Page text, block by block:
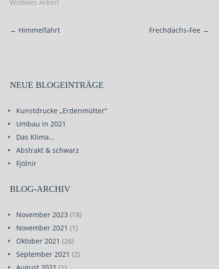
Wiebkes Arbeit
Post
navigation
← Himmelfahrt Frechdachs-Fee →
NEUE BLOGEINTRÄGE
Kunstdrucke „Erdenmütter“
Umbau in 2021
Das Klima…
Abstrakt & schwarz
Fjölnir
BLOG-ARCHIV
November 2023 (18)
November 2021 (1)
Oktober 2021 (26)
September 2021 (2)